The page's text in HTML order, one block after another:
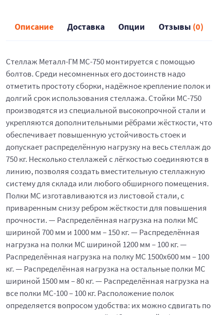
Описание Доставка Опции Отзывы (0)
Стеллаж Металл-ГМ МС-750 монтируется с помощью
болтов. Среди несомненных его достоинств надо
отметить простоту сборки, надёжное крепление полок и
долгий срок использования стеллажа. Стойки МС-750
производятся из специальной высокопрочной стали и
укрепляются дополнительными рёбрами жёсткости, что
обеспечивает повышенную устойчивость стоек и
допускает распределённую нагрузку на весь стеллаж до
750 кг. Несколько стеллажей с лёгкостью соединяются в
линию, позволяя создать вместительную стеллажную
систему для склада или любого обширного помещения.
Полки МС изготавливаются из листовой стали, с
приваренным снизу ребром жёсткости для повышения
прочности. — Распределённая нагрузка на полки МС
шириной 700 мм и 1000 мм – 150 кг. — Распределённая
нагрузка на полки МС шириной 1200 мм – 100 кг. —
Распределённая нагрузка на полку МС 1500х600 мм – 100
кг. — Распределённая нагрузка на остальные полки МС
шириной 1500 мм – 80 кг. — Распределённая нагрузка на
все полки МС-100 – 100 кг. Расположение полок
определяется вопросом удобства: их можно сдвигать по